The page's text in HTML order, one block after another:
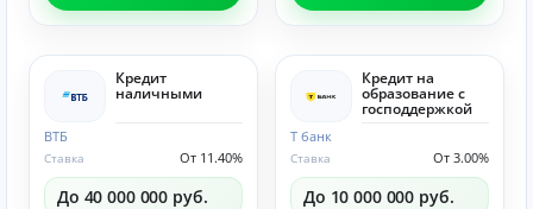
Кредит
наличными
ВТБ
От 11.40%
Ставка
До 40 000 000 руб.
Кредит на
образование с
господдержкой
Т банк
От 3.00%
Ставка
До 10 000 000 руб.